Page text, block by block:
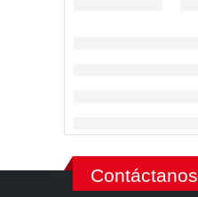
Contáctanos